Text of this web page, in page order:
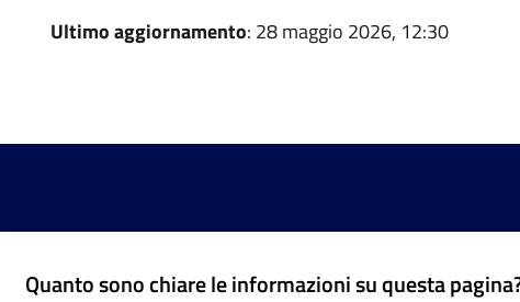
Ultimo aggiornamento: 28 maggio 2026, 12:30
Quanto sono chiare le informazioni su questa